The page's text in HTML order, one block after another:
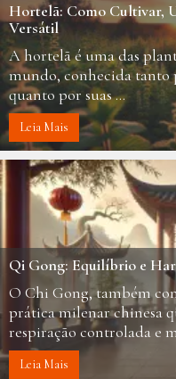
Hortelã: Como Cultivar,
Versátil
A hortelã é uma das
mundo, conhecida tanto
quanto por suas ...
Leia Mais
Qi Gong: Equilíbrio e
O Chi Gong, também
prática milenar chinesa
respiração controlada e
Leia Mais